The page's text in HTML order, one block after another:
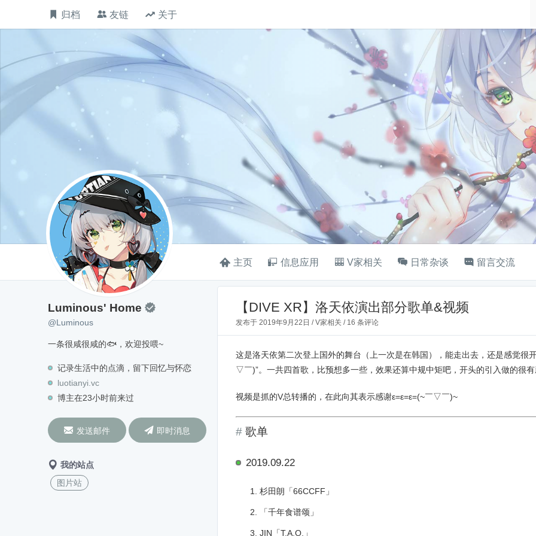
归档 友链 关于
Luminous' Home
@Luminous
主页 信息应用 V家相关 日常杂谈 留言交流
Luminous' Home 
@Luminous
一条很咸很咸的🐟，欢迎投喂~
记录生活中的点滴，留下回忆与怀恋
luotianyi.vc
博主在23小时前来过
 发送邮件  即时消息
我的站点
图片站
【DIVE XR】洛天依演出部分歌单&视频
发布于 2019年9月22日 /V家相关/ 16 条评论
这是洛天依第二次登上国外的舞台（上一次是在韩国），能走出去，还是感觉很
▽￣)”。一共四首歌，比预想多一些，效果还算中规中矩吧，开头的引入做的很
视频是抓的V总转播的，在此向其表示感谢ε=ε=ε=(~￣▽￣)~
歌单
2019.09.22
杉田朗「66CCFF」
「千年食谱颂」
JIN「T.A.O.」